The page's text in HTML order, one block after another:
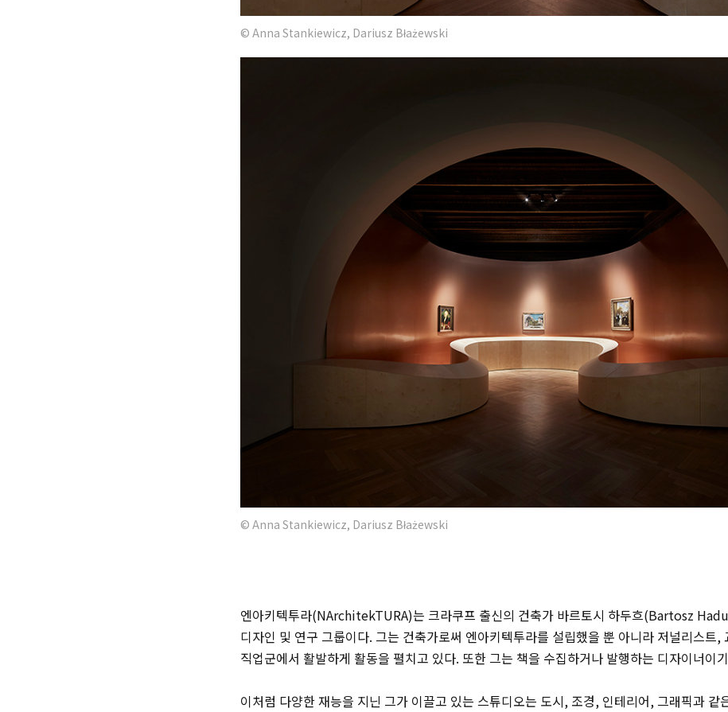
© Anna Stankiewicz, Dariusz Błażewski
© Anna Stankiewicz, Dariusz Błażewski
엔아키텍투라(NArchitekTURA)는 크라쿠프 출신의 건축가 바르토시 하두흐(Bartosz
디자인 및 연구 그룹이다. 그는 건축가로써 엔아키텍투라를 설립했을 뿐 아니라 저널리스트,
직업군에서 활발하게 활동을 펼치고 있다. 또한 그는 책을 수집하거나 발행하는 디자이너이
이처럼 다양한 재능을 지닌 그가 이끌고 있는 스튜디오는 도시, 조경, 인테리어, 그래픽과 같